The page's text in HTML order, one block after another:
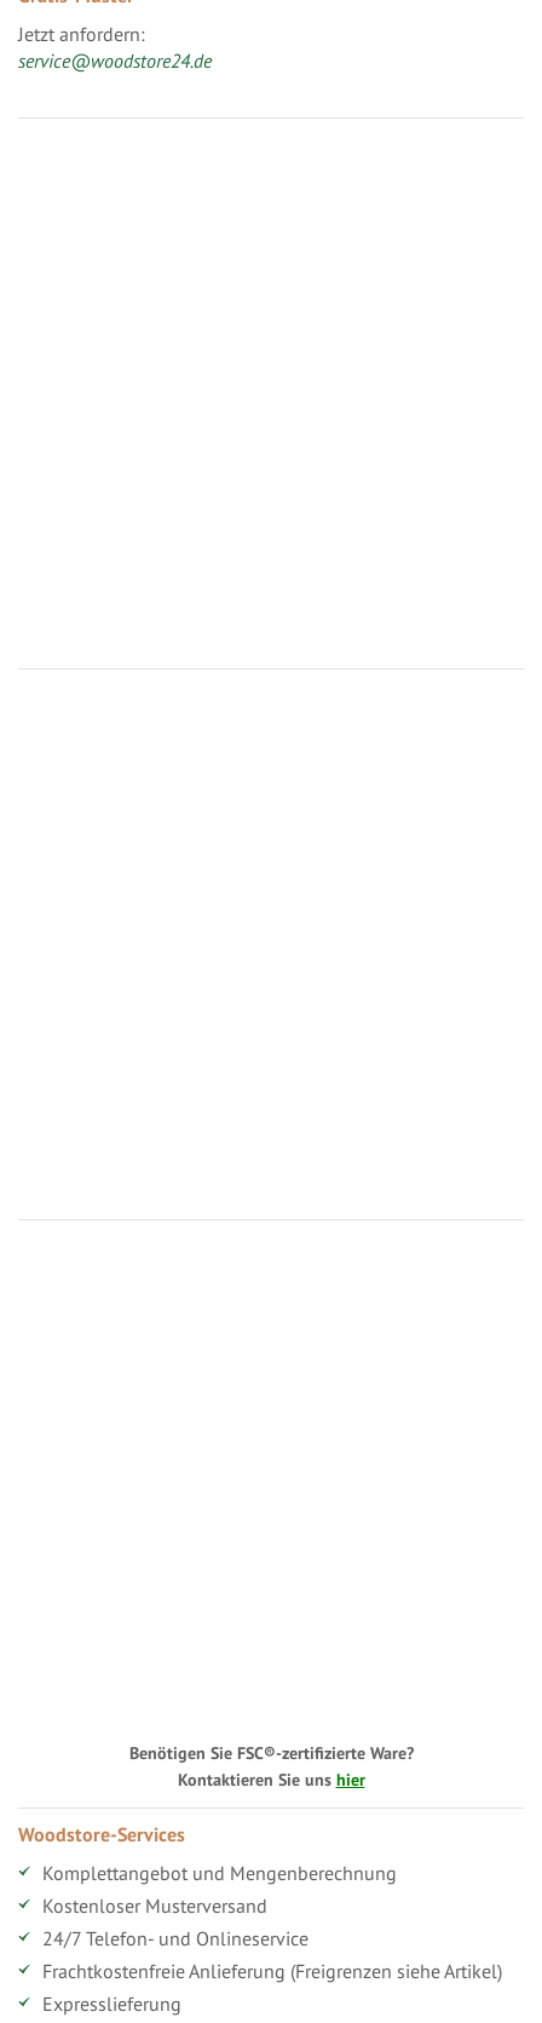
Jetzt anfordern:
service@woodstore24.de
Benötigen Sie FSC®-zertifizierte Ware?
Kontaktieren Sie uns hier
Woodstore-Services
Komplettangebot und Mengenberechnung
Kostenloser Musterversand
24/7 Telefon- und Onlineservice
Frachtkostenfreie Anlieferung (Freigrenzen siehe Artikel)
Expresslieferung